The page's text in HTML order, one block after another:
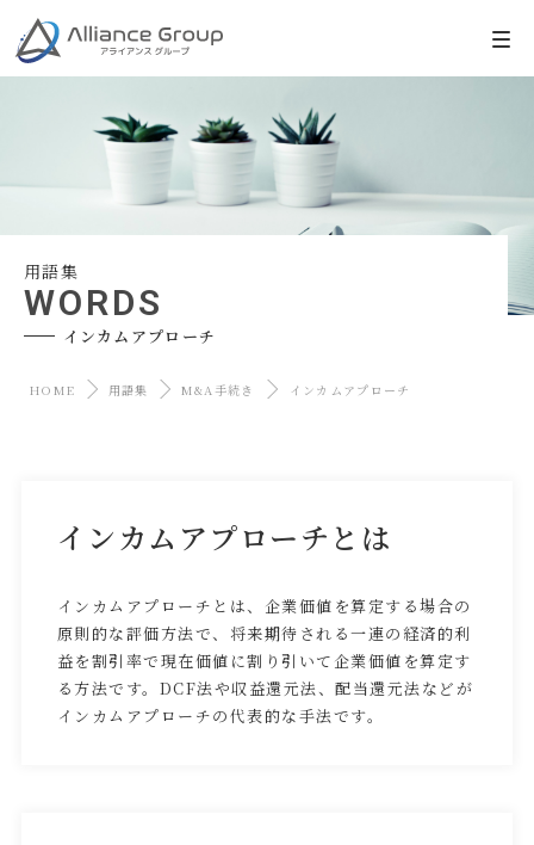
用語集
WORDS
インカムアプローチ
HOME 用語集 M&A手続き インカムアプローチ
インカムアプローチとは
インカムアプローチとは、企業価値を算定する場合の
原則的な評価方法で、将来期待される一連の経済的利
益を割引率で現在価値に割り引いて企業価値を算定す
る方法です。DCF法や収益還元法、配当還元法などが
インカムアプローチの代表的な手法です。